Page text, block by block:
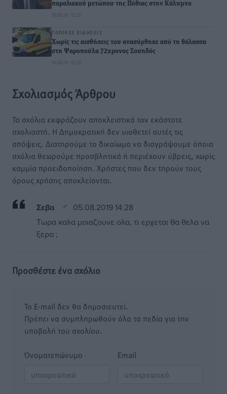
παραλιακού μετώπου της Πόθιας στην Κάλυμνο
10.08.26 · 12:25
ΤΟΠΙΚΈΣ ΕΙΔΉΣΕΙΣ
Χωρίς τις αισθήσεις του ανασύρθηκε από τη θάλασσα
στη Ψαροπούλα 72χρονος Σουηδός
10.08.26 · 12:20
Σχολιασμός Άρθρου
Τα σχόλια εκφράζουν αποκλειστικά τον εκάστοτε
σχολιαστή. Η Δημοκρατική δεν υιοθετεί αυτές τις
απόψεις. Διατηρούμε το δικαίωμα να διαγράψουμε όποια
σχόλια θεωρούμε προσβλητικά ή περιέχουν ύβρεις, χωρίς
καμμία προειδοποίηση. Χρήστες που δεν τηρούν τους
όρους χρήσης αποκλείονται.
Σεβα
05.08.2019 14:28
Tωρα καλα μοιαζουνε ολα, τι ερχεται θα θελα να
ξερα ;
Προσθέστε ένα σχόλιο
Το E-mail δεν θα δημοσιευτεί.
Πρέπει να συμπληρωθούν όλα τα πεδία για την
υποβολή του σχολίου.
Όνοματεπώνυμο Email